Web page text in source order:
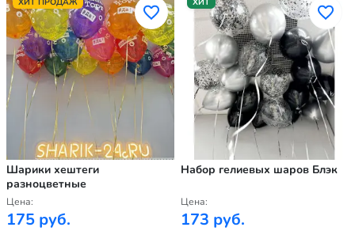
Шарики хештеги
разноцветные
Цена:
175 руб.
Набор гелиевых шаров Блэк
Цена:
173 руб.